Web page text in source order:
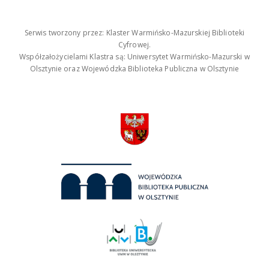
Serwis tworzony przez: Klaster Warmińsko-Mazurskiej Biblioteki
Cyfrowej.
Współzałożycielami Klastra są: Uniwersytet Warmińsko-Mazurski w
Olsztynie oraz Wojewódzka Biblioteka Publiczna w Olsztynie